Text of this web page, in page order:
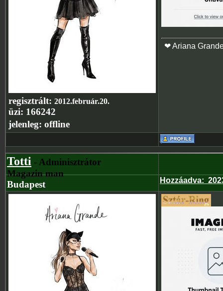
regisztrált: 2012.február.20.
üzi: 166242
jelenleg: offline
❤ Ariana
Totti- Adminisztrátor
Magazin man
Budapest
Hozzáadva: